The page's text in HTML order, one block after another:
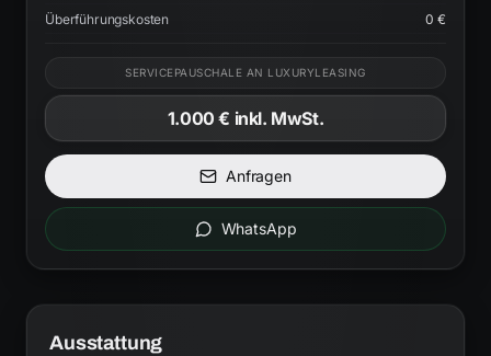
Überführungskosten
0 €
SERVICEPAUSCHALE AN LUXURYLEASING
1.000 € inkl. MwSt.
Anfragen
WhatsApp
Ausstattung